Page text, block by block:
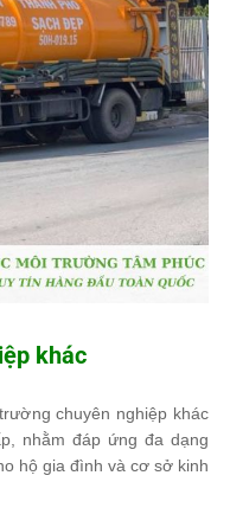
khác
chuyên nghiệp khác
nhằm đáp ứng đa dạng
hộ gia đình và cơ sở kinh